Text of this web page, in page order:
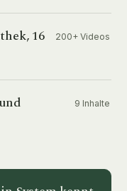
16
200+ Videos
9 Inhalte